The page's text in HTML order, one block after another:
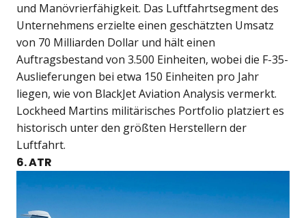
und Manövrierfähigkeit. Das Luftfahrtsegment des
Unternehmens erzielte einen geschätzten Umsatz
von 70 Milliarden Dollar und hält einen
Auftragsbestand von 3.500 Einheiten, wobei die F-35-
Auslieferungen bei etwa 150 Einheiten pro Jahr
liegen, wie von BlackJet Aviation Analysis vermerkt.
Lockheed Martins militärisches Portfolio platziert es
historisch unter den größten Herstellern der
Luftfahrt.
6. ATR